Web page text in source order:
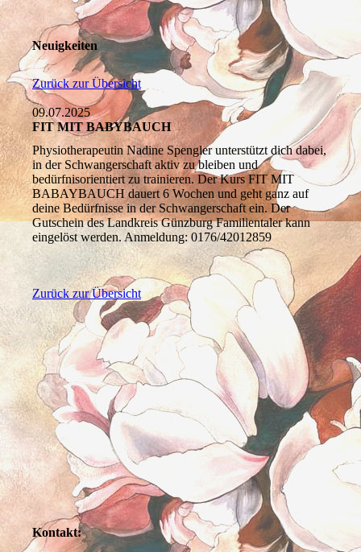
Neuigkeiten
Zurück zur Übersicht
09.07.2025
FIT MIT BABYBAUCH
Physiotherapeutin Nadine Spengler unterstützt dich dabei,
in der Schwangerschaft aktiv zu bleiben und
bedürfnisorientiert zu trainieren. Der Kurs FIT MIT
BABAYBAUCH dauert 6 Wochen und geht ganz auf
deine Bedürfnisse in der Schwangerschaft ein. Der
Gutschein des Landkreis Günzburg Familientaler kann
eingelöst werden. Anmeldung: 0176/42012859
Zurück zur Übersicht
Kontakt: